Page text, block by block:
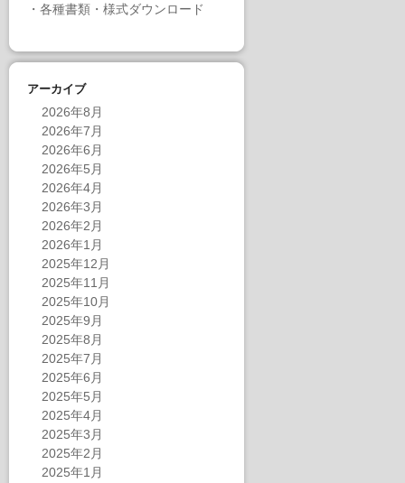
・ 各種書類・様式ダウンロード
アーカイブ
2026年8月
2026年7月
2026年6月
2026年5月
2026年4月
2026年3月
2026年2月
2026年1月
2025年12月
2025年11月
2025年10月
2025年9月
2025年8月
2025年7月
2025年6月
2025年5月
2025年4月
2025年3月
2025年2月
2025年1月